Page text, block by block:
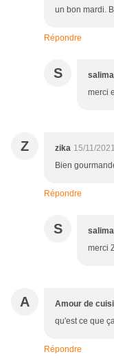
un bon mardi.
Répondre
S salima
merci
Z zika 15/11/
Bien
Répondre
S salima
merci
A Amour de
qu'est ce que
Répondre